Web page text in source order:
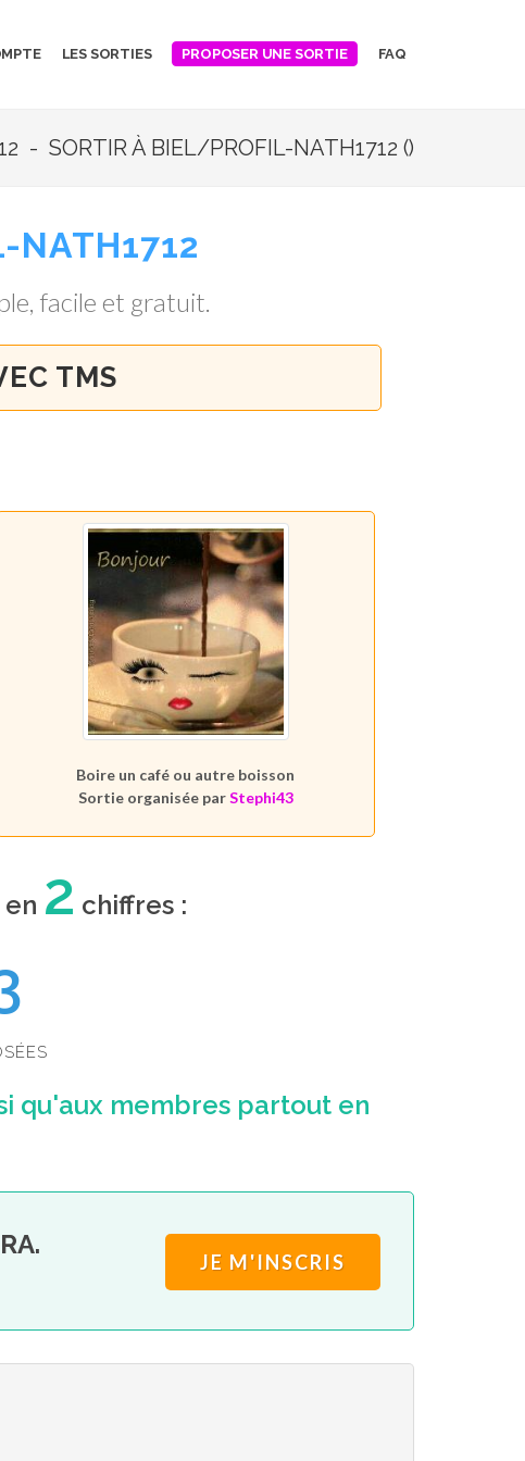
LES SORTIES PROPOSER UNE SORTIE FAQ
- SORTIR À BIEL/PROFIL-NATH1712 ()
NATH1712
facile et gratuit.
TMS
Boire un café ou autre boisson
Sortie organisée parStephi43
2 chiffres :
qu'aux membres partout en
JE M'INSCRIS